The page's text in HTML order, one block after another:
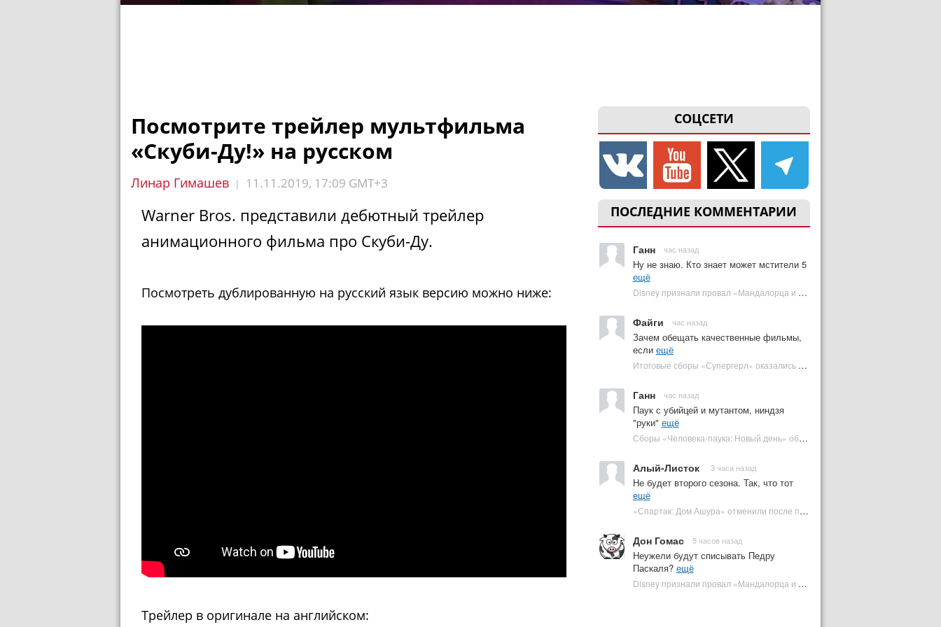
СОЦСЕТИ
ПОСЛЕДНИЕ КОММЕНТАРИИ
Ганн час назад
Ну не знаю. Кто знает может мстители 5
ещё
Disney признали провал «Мандалорца и Грогу» и еще одной новинки | Plugged In Ru
Файги час назад
Зачем обещать качественные фильмы,
если ещё
Итоговые сборы «Супергерл» оказались худшими для DC за два десятилетия | Plugged In Ru
Ганн час назад
Паук с убийцей и мутантом, ниндзя
"руки" ещё
Сборы «Человека-паука: Новый день» обошли самый кассовый фильм DC | Plugged In Ru
Алый-Листок 3 часа назад
Не будет второго сезона. Так, что тот
ещё
«Спартак: Дом Ашура» отменили после первого сезона | Plugged In Ru
Дон Гомас 5 часов назад
Неужели будут списывать Педру
Паскаля? ещё
Disney признали провал «Мандалорца и Грогу» и еще одной новинки | Plugged In Ru
Посмотрите трейлер мультфильма
«Скуби-Ду!» на русском
Линар Гимашев | 11.11.2019, 17:09 GMT+3
Warner Bros. представили дебютный трейлер
анимационного фильма про Скуби-Ду.
Посмотреть дублированную на русский язык версию можно ниже:
Трейлер в оригинале на английском: